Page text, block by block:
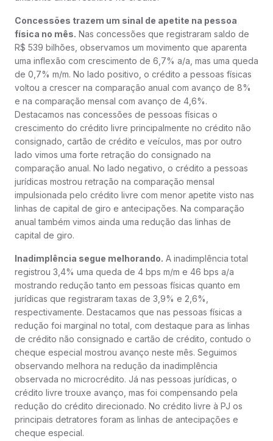
Concessões trazem um sinal de apetite na pessoa
física no mês. Nas concessões que registraram saldo de
R$ 539 bilhões, observamos um movimento que aparenta
uma inflexão com crescimento de 6,7% a/a, mas uma queda
de 0,7% m/m. No lado positivo, o crédito a pessoas físicas
voltou a crescer na comparação anual com avanço de 8%
e na comparação mensal com avanço de 4,6%.
Destacamos nas concessões de pessoas físicas o
crescimento do crédito livre principalmente no crédito não
consignado, cartão de crédito e veículos, mas por outro
lado vimos uma forte retração do consignado na
comparação anual. No lado negativo, o crédito a pessoas
jurídicas mostrou retração na comparação mensal
impulsionada pelo crédito livre com menor apetite visto nas
linhas de capital de giro e antecipações. Na comparação
anual também vimos ainda uma redução das linhas de
capital de giro.
Inadimplência segue melhorando. A inadimplência total
registrou 3,4% uma queda de 4 bps m/m e 46 bps a/a
mostrando redução tanto em pessoas físicas quanto em
jurídicas que registraram taxas de 3,9% e 2,6%,
respectivamente. Destacamos que nas pessoas físicas a
redução foi marginal no total, com destaque para as linhas
de crédito não consignado e cartão de crédito, contudo o
cheque especial mostrou avanço neste mês. Seguimos
observando melhora na redução da inadimplência
observada no microcrédito. Já nas pessoas jurídicas, o
crédito livre trouxe avanço, mas foi compensando pela
redução do crédito direcionado. No crédito livre à PJ os
principais detratores foram as linhas de antecipações e
cheque especial.